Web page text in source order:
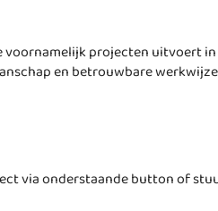
voornamelijk projecten uitvoert
en betrouwbare
via onderstaande button of